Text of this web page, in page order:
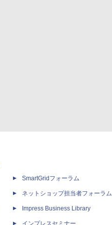
SmartGridフォーラム
ネットショップ担当者フォーラム
Impress Business Library
インプレスセミナー